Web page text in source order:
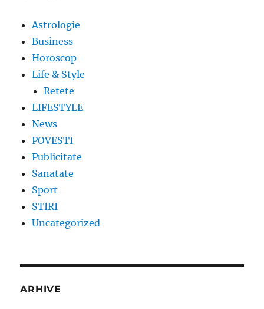
Astrologie
Business
Horoscop
Life & Style
Retete
LIFESTYLE
News
POVESTI
Publicitate
Sanatate
Sport
STIRI
Uncategorized
ARHIVE